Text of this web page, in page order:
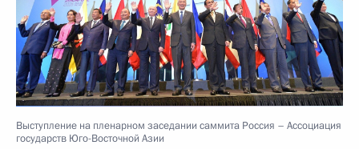
Выступление на пленарном заседании саммита Россия – Ассоциация
государств Юго-Восточной Азии